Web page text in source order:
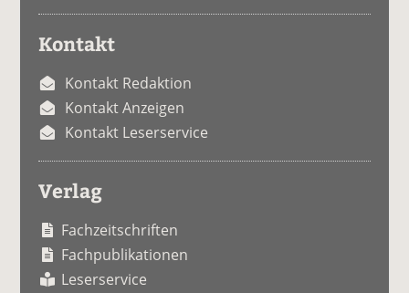
Kontakt
Kontakt Redaktion
Kontakt Anzeigen
Kontakt Leserservice
Verlag
Fachzeitschriften
Fachpublikationen
Leserservice